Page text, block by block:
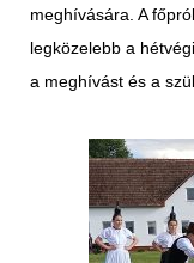
meghívására. A
legközelebb a
a meghívást és a